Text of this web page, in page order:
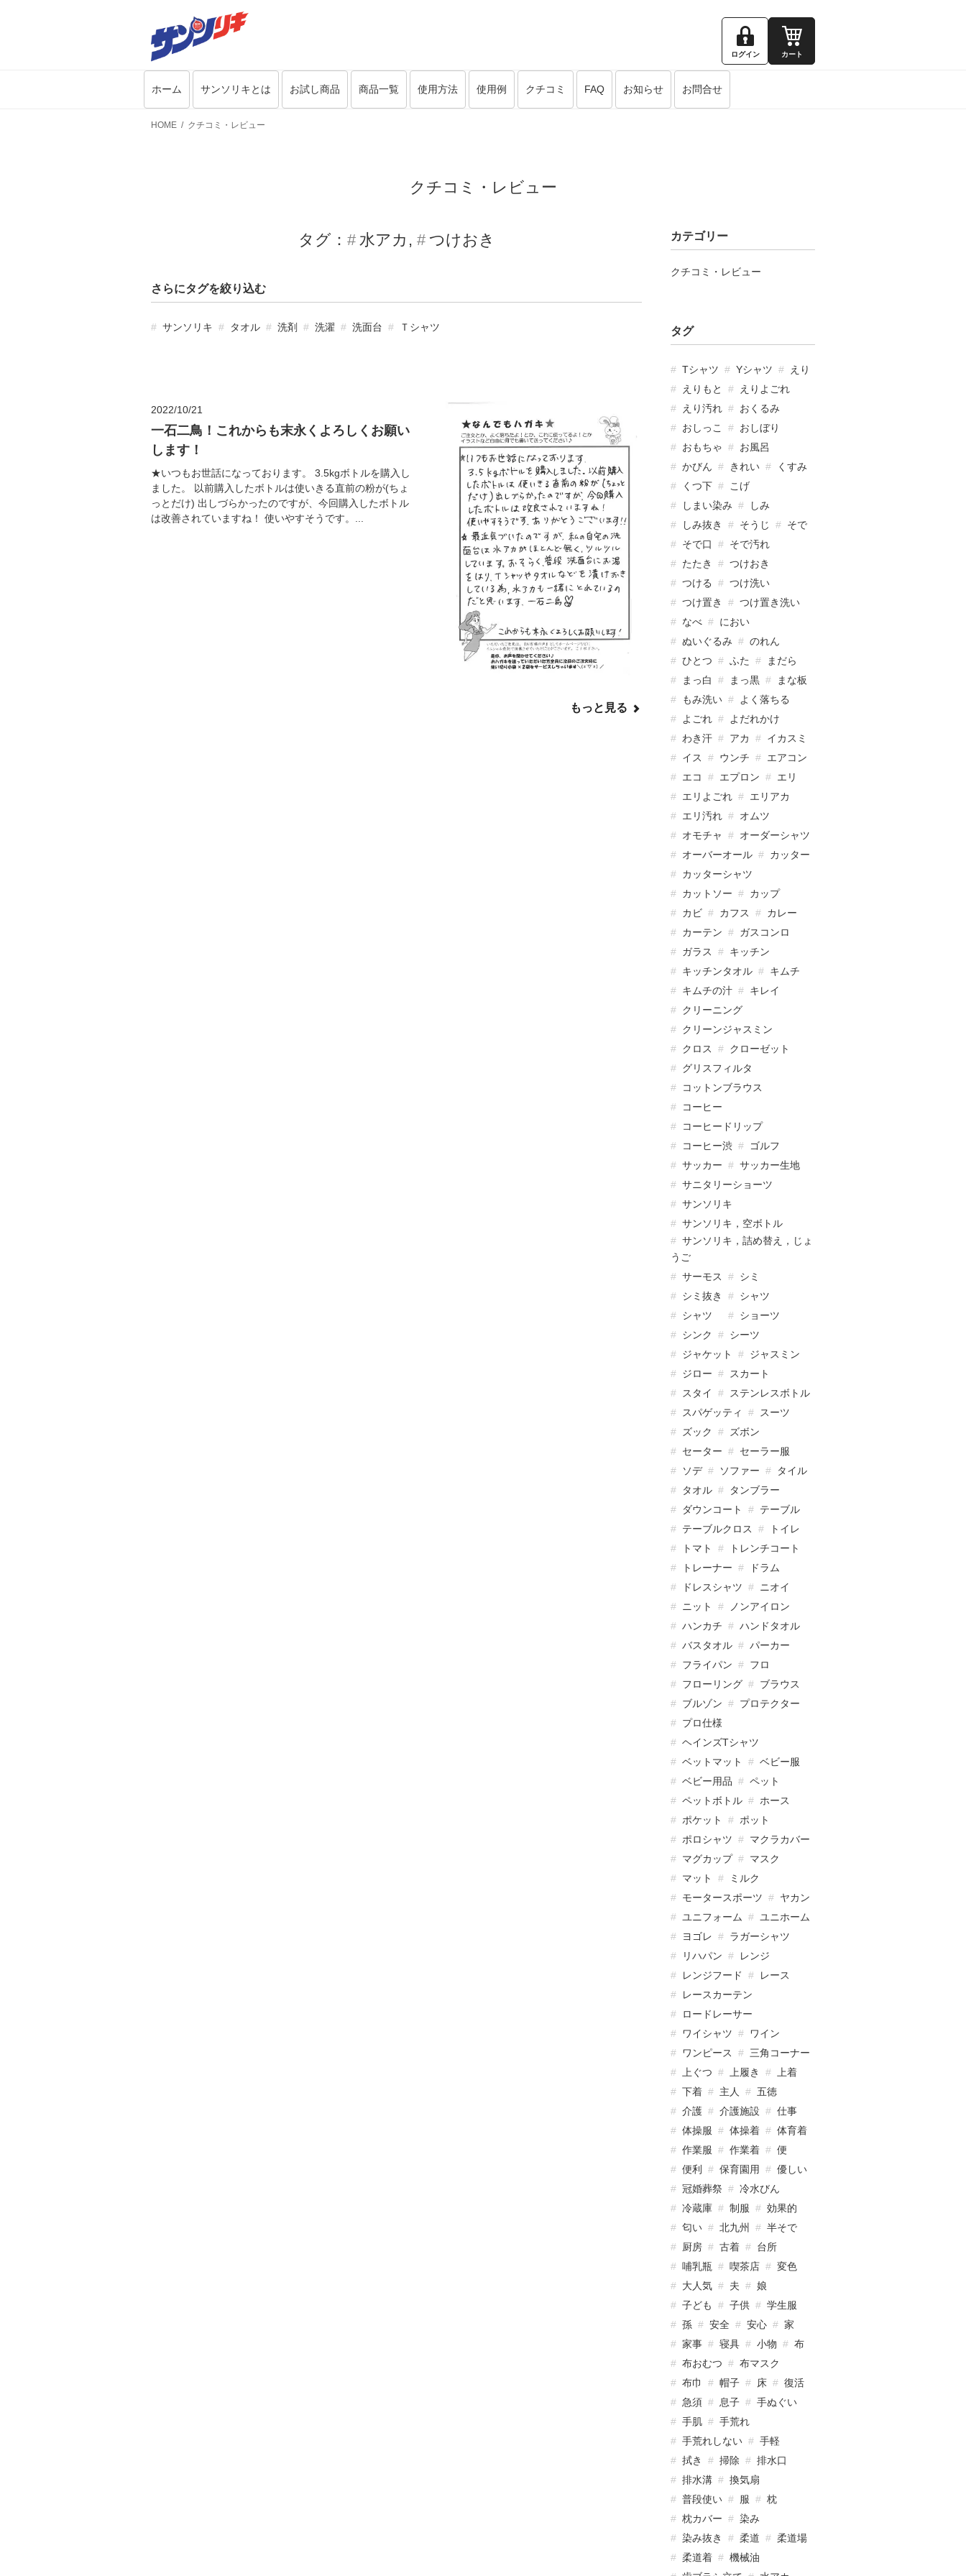
ログイン カート
ホーム サンソリキとは お試し商品 商品一覧 使用方法 使用例 クチコミ FAQ お知らせ お問合せ
HOME クチコミ・レビュー
クチコミ・レビュー
タグ： 水アカ つけおき
さらにタグを絞り込む
サンソリキ タオル 洗剤 洗濯 洗面台 Ｔシャツ
2022/10/21
一石二鳥！これからも末永くよろしくお願い
します！
★いつもお世話になっております。 3.5kgボトルを購入し
ました。 以前購入したボトルは使いきる直前の粉が(ちょ
っとだけ) 出しづらかったのですが、今回購入したボトル
は改善されていますね！ 使いやすそうです。...
もっと見る
カテゴリー
クチコミ・レビュー
タグ
Tシャツ Yシャツ
えり
えりもと
えりよごれ
えり汚れ
おくるみ
おしっこ
おしぼり
おもちゃ
お風呂
かびん
きれい
くすみ
くつ下
こげ
しまい染み
しみ
しみ抜き
そうじ
そで
そで口
そで汚れ
たたき
つけおき
つける
つけ洗い
つけ置き
つけ置き洗い
なべ
におい
ぬいぐるみ
のれん
ひとつ
ふた
まだら
まっ白
まっ黒
まな板
もみ洗い
よく落ちる
よごれ
よだれかけ
わき汗
アカ
イカスミ
イス
ウンチ
エアコン
エコ
エプロン
エリ
エリよごれ
エリアカ
エリ汚れ
オムツ
オモチャ
オーダーシャツ
オーバーオール
カッター
カッターシャツ
カットソー
カップ
カビ
カフス
カレー
カーテン
ガスコンロ
ガラス
キッチン
キッチンタオル
キムチ
キムチの汁
キレイ
クリーニング
クリーンジャスミン
クロス
クローゼット
グリスフィルタ
コットンブラウス
コーヒー
コーヒードリップ
コーヒー渋
ゴルフ
サッカー
サッカー生地
サニタリーショーツ
サンソリキ
サンソリキ，空ボトル
サンソリキ，詰め替え，じょ
うご
サーモス
シミ
シミ抜き
シャツ
シャツ
ショーツ
シンク
シーツ
ジャケット
ジャスミン
ジロー
スカート
スタイ
ステンレスボトル
スパゲッティ
スーツ
ズック
ズボン
セーター
セーラー服
ソデ
ソファー
タイル
タオル
タンブラー
ダウンコート
テーブル
テーブルクロス
トイレ
トマト
トレンチコート
トレーナー
ドラム
ドレスシャツ
ニオイ
ニット
ノンアイロン
ハンカチ
ハンドタオル
バスタオル
パーカー
フライパン
フロ
フローリング
ブラウス
ブルゾン
プロテクター
プロ仕様
ヘインズTシャツ
ベットマット
ベビー服
ベビー用品
ペット
ペットボトル
ホース
ポケット
ポット
ポロシャツ
マクラカバー
マグカップ
マスク
マット
ミルク
モータースポーツ
ヤカン
ユニフォーム
ユニホーム
ヨゴレ
ラガーシャツ
リハパン
レンジ
レンジフード
レース
レースカーテン
ロードレーサー
ワイシャツ
ワイン
ワンピース
三角コーナー
上ぐつ
上履き
上着
下着
主人
五徳
介護
介護施設
仕事
体操服
体操着
体育着
作業服
作業着
便
便利
保育園用
優しい
冠婚葬祭
冷水びん
冷蔵庫
制服
効果的
匂い
北九州
半そで
厨房
古着
台所
哺乳瓶
喫茶店
変色
大人気
夫
娘
子ども
子供
学生服
孫
安全 安心
家
家事
寝具 小物
布
布おむつ
布マスク
布巾
帽子 床
復活
急須
息子
手ぬぐい
手肌
手荒れ
手荒れしない
手軽
拭き
掃除
排水口
排水溝
換気扇
普段使い
服
枕
枕カバー
染み
染み抜き
柔道
柔道場
柔道着
機械油